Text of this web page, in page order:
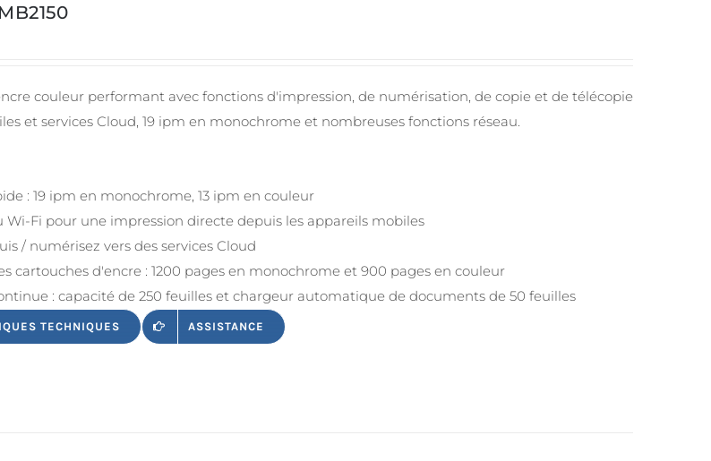
couleur performant avec fonctions d'impression, de numérisation, de copie et de télécopie
et services Cloud, 19 ipm en monochrome et nombreuses fonctions réseau.
: 19 ipm en monochrome, 13 ipm en couleur
Wi-Fi pour une impression directe depuis les appareils mobiles
/ numérisez vers des services Cloud
cartouches d'encre : 1200 pages en monochrome et 900 pages en couleur
: capacité de 250 feuilles et chargeur automatique de documents de 50 feuilles
TECHNIQUES ASSISTANCE